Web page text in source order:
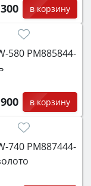
в корзину
580 PM885844-
в корзину
740 PM887444-